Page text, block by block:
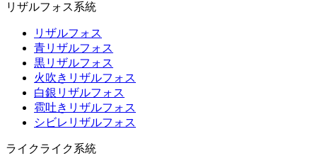
リザルフォス系統
リザルフォス
青リザルフォス
黒リザルフォス
火吹きリザルフォス
白銀リザルフォス
雹吐きリザルフォス
シビレリザルフォス
ライクライク系統